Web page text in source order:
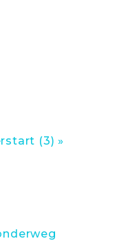
(3) »